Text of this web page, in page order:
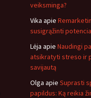
veiksminga?
Vika apie
susigrąžinti
Lėja apie Naudingi
atsikratyti streso ir
savijautą
Olga apie Suprasti
papildus: Ką reikia